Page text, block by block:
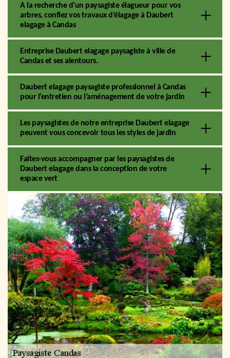
A la recherche d’un paysagiste élagueur pour vos
arbres, confiez vos travaux d’élagage à Daubert
elagage à Candas
Entreprise Daubert elagage paysagiste à ville de
Candas et ses alentours.
Daubert elagage paysagiste professionnel à Candas
pour l’entretien ou l’aménagement de votre jardin
Les paysagistes de notre entreprise Daubert elagage
peuvent vous concevoir tous les styles de jardin
Faites-vous accompagner par les paysagistes de
Daubert elagage dans la conception de votre
espace vert